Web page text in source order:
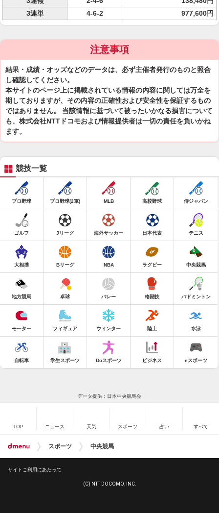
3連単
4-6-2 977,600円
注意事項
結果・成績・オッズなどのデータは、必ず主催者発行のものと照合
し確認してください。
本サイトのページ上に掲載されている情報の内容に関しては万全を
期しておりますが、その内容の正確性および安全性を保証するもの
ではありません。 当該情報に基づいて被ったいかなる損害について
も、株式会社NTTドコモおよび情報提供者は一切の責任を負いかね
ます。
競技一覧
プロ野球 プロ野球(2軍) MLB 高校野球 侍ジャパン
ゴルフ Jリーグ 海外サッカー 日本代表 テニス
大相撲 Bリーグ NBA ラグビー 中央競馬
地方競馬 卓球 バレー 格闘技 バドミントン
モーター フィギュア ウィンター 陸上 水泳
自転車 学生スポーツ Doスポーツ ビジネス eスポーツ
データ提供：日本中央競馬会
TOP ニュース 天気 スポーツ 占い すべて
スポーツ 中央競馬
サイトご利用にあたって
(C) NTT DOCOMO, INC.